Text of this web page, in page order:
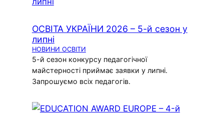
ОСВІТА УКРАЇНИ 2026 – 5-й сезон у
липні
НОВИНИ ОСВІТИ
5-й сезон конкурсу педагогічної
майстерності приймає заявки у липні.
Запрошуємо всіх педагогів.